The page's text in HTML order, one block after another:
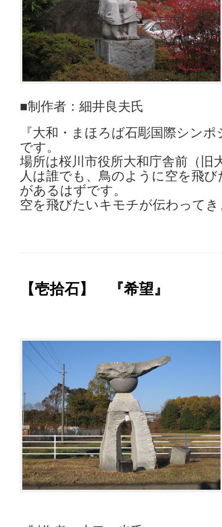
■制作者：細井良夫氏
『大和・まほろば石彫国際シン
です。
場所は桜川市役所大和庁舎前（旧
人は誰でも、鳥のように空を飛
があるはずです。
空を飛びたいキモチが伝わって
【壱拾石】 『希望』